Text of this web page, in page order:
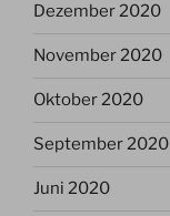
Dezember 2020
November 2020
Oktober 2020
September 2020
Juni 2020